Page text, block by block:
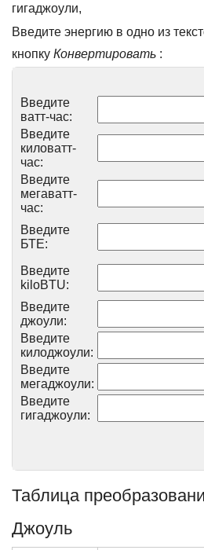
гигаджоули,
Введите энергию в одно из
кнопку Конвертировать :
Введите
ватт-час:
Введите
киловатт-
час:
Введите
мегаватт-
час:
Введите
БТЕ:
Введите
kiloBTU:
Введите
джоули:
Введите
килоджоули:
Введите
мегаджоули:
Введите
гигаджоули:
Таблица
Джоуль